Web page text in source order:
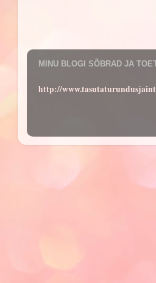
MINU BLOGI SÕBRAD JA
http://